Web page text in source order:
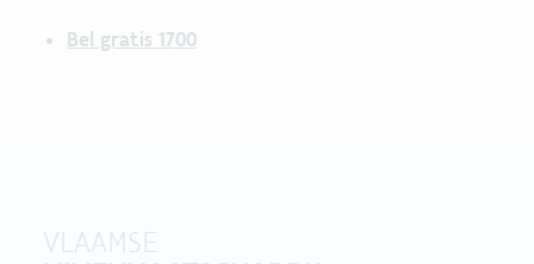
Bel gratis 1700
VLAAMSE